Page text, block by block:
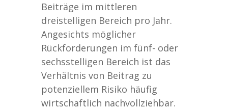
Beiträge im mittleren
dreistelligen Bereich pro Jahr.
Angesichts möglicher
Rückforderungen im fünf- oder
sechsstelligen Bereich ist das
Verhältnis von Beitrag zu
potenziellem Risiko häufig
wirtschaftlich nachvollziehbar.